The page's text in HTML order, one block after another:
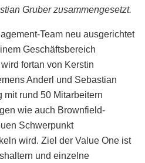
Gruber zusammengesetzt.
Team neu ausgerichtet
Geschäftsbereich
fortan von Kerstin
Anderl und Sebastian
mit rund 50 Mitarbeitern
wie auch Brownfield-
Schwerpunkt
wird. Ziel der Value One ist
und einzelne